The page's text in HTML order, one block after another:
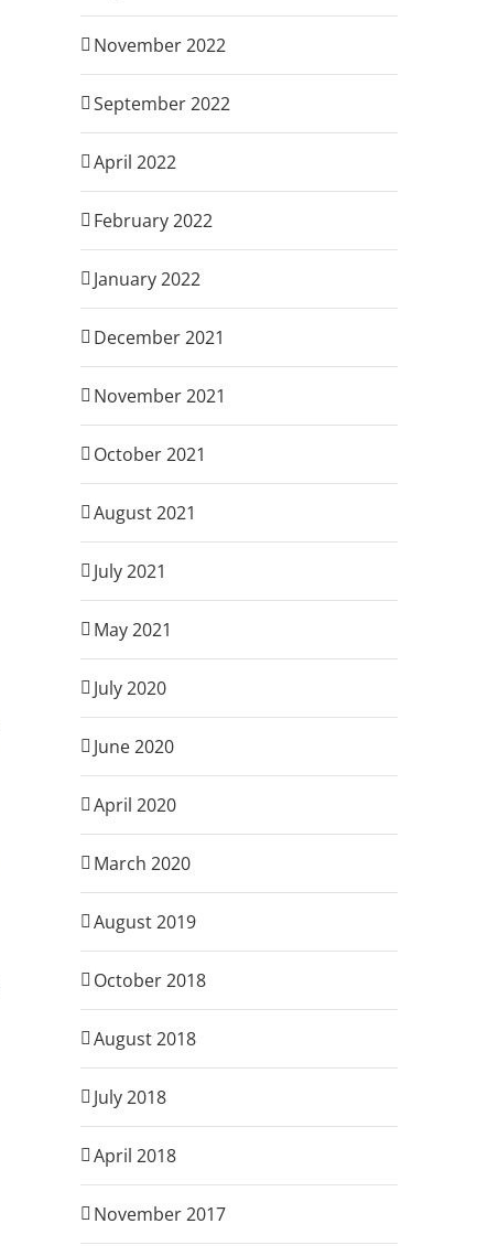
November 2022
September 2022
April 2022
February 2022
January 2022
December 2021
November 2021
October 2021
August 2021
July 2021
May 2021
July 2020
June 2020
April 2020
March 2020
August 2019
October 2018
August 2018
July 2018
April 2018
November 2017